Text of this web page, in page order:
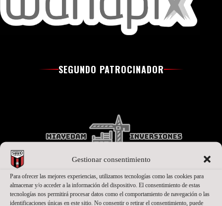
Gestionar consentimiento
Para ofrecer las mejores experiencias, utilizamos tecnologías como las cookies para
almacenar y/o acceder a la información del dispositivo. El consentimiento de estas
tecnologías nos permitirá procesar datos como el comportamiento de navegación o las
identificaciones únicas en este sitio. No consentir o retirar el consentimiento, puede
SEGUNDO PATROCINADOR